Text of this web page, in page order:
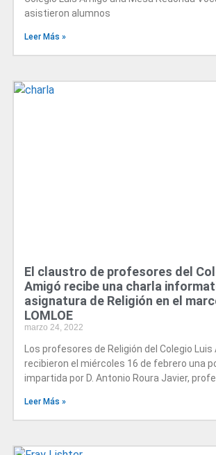
asistieron alumnos
Leer Más »
El claustro de profesores del
Amigó recibe una charla
asignatura de Religión en el
LOMLOE
marzo 24, 2022
Los profesores de Religión del Colegio Luis
recibieron el miércoles 16 de febrero una
impartida por D. Antonio Roura Javier,
Leer Más »